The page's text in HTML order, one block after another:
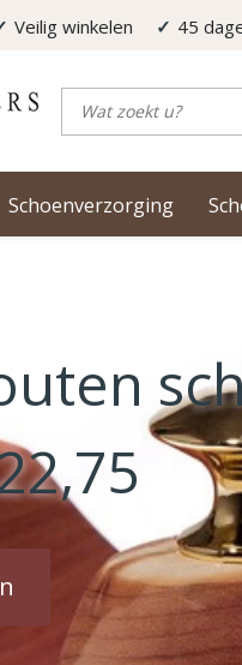
Veilig winkelen 45
Schoenverzorging